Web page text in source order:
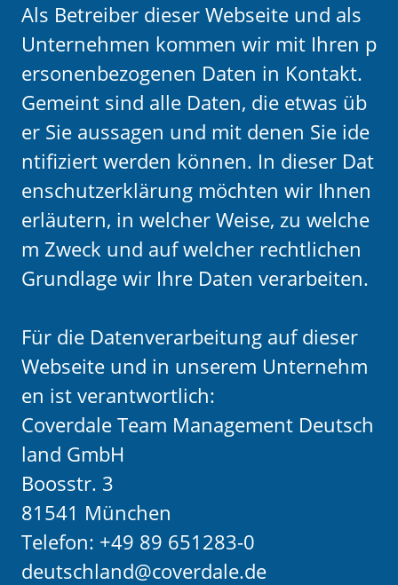
Als Betreiber dieser Webseite und als
Unternehmen kommen wir mit Ihren p
ersonenbezogenen Daten in Kontakt.
Gemeint sind alle Daten, die etwas üb
er Sie aussagen und mit denen Sie ide
ntifiziert werden können. In dieser Dat
enschutzerklärung möchten wir Ihnen
erläutern, in welcher Weise, zu welche
m Zweck und auf welcher rechtlichen
Grundlage wir Ihre Daten verarbeiten.
Für die Datenverarbeitung auf dieser
Webseite und in unserem Unternehm
en ist verantwortlich:
Coverdale Team Management Deutsch
land GmbH
Boosstr. 3
81541 München
Telefon: +49 89 651283-0
deutschland@coverdale.de